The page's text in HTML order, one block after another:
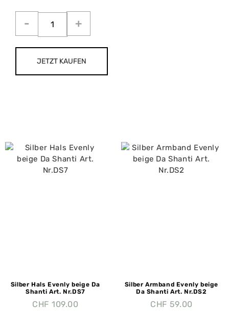
JETZT KAUFEN
Silber Hals Evenly beige Da
Shanti Art. Nr.DS7
CHF 109.00
Silber Armband Evenly beige
Da Shanti Art. Nr.DS2
CHF 59.00